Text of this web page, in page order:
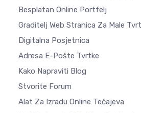
Besplatan Online Portfelj
Graditelj Web Stranica Za Male
Digitalna Posjetnica
Adresa E-Pošte Tvrtke
Kako Napraviti Blog
Stvorite Forum
Alat Za Izradu Online Tečajeva